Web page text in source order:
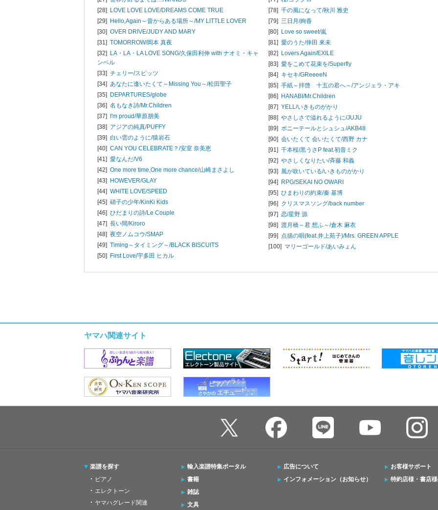
[28] LOVE LOVE LOVE/DREAMS COME TRUE
[29] Hello,Again～昔からある場所～/MY LITTLE LOVER
[30] OVER DRIVE/JUDY AND MARY
[31] TOMORROW/岡本 真夜
[32] LA・LA・LA LOVE SONG/久保田利伸 with ナオミ・キャ
ンベル
[33] チェリー/スピッツ
[34] あなたに逢いたくて～Missing You～/松田聖子
[35] DEPARTURES/globe
[36] 名もなき詩/Mr.Children
[37] I'm proud/華原朋美
[38] アジアの純真/PUFFY
[39] 白い雲のように/猿岩石
[40] CAN YOU CELEBRATE？/安室 奈美恵
[41] 愛なんだ/V6
[42] One more time,One more chance/山崎まさよし
[43] HOWEVER/GLAY
[44] WHITE LOVE/SPEED
[45] 硝子の少年/KinKi Kids
[46] ひだまりの詩/Le Couple
[47] 長い間/Kiroro
[48] 夜空ノムコウ/SMAP
[49] Timing～タイミング～/BLACK BISCUITS
[50] First Love/宇多田 ヒカル
[78] 千の風になって/秋川 雅史
[79] 三日月/絢香
[80] Love so sweet/嵐
[81] 愛のうた/倖田 來未
[82] Lovers Again/EXILE
[83] 愛をこめて花束を/Superfly
[84] キセキ/GReeeeN
[85] 手紙～拝啓 十五の君へ～/アンジェラ・アキ
[86] HANABI/Mr.Children
[87] YELL/いきものがかり
[88] やさしさで溢れるように/JUJU
[89] ポニーテールとシュシュ/AKB48
[90] 会いたくて 会いたくて/西野 カナ
[91] 千本桜/黒うさP feat.初音ミク
[92] やさしくなりたい/斉藤 和義
[93] 風が吹いている/いきものがかり
[94] RPG/SEKAI NO OWARI
[95] ひまわりの約束/秦 基博
[96] クリスマスソング/back number
[97] 恋/星野 源
[98] 渡月橋～君 想ふ～/倉木 麻衣
[99] 点描の唄(feat.井上苑子)/Mrs. GREEN APPLE
[100] マリーゴールド/あいみょん
ヤマハ関連サイト
楽譜を探す
ピアノ
エレクトーン
ヤマハグレード関連
輸入楽譜特集ポータル
書籍
雑誌
文具
広告について
インフォメーション（お知らせ）
お客様サポート
特約店様・書店